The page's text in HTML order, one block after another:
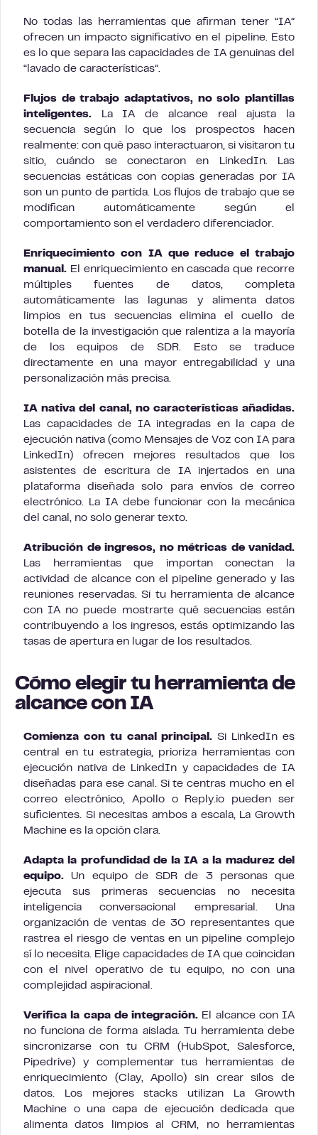
No todas las herramientas que afirman tener “IA”
ofrecen un impacto significativo en el pipeline. Esto
es lo que separa las capacidades de IA genuinas del
“lavado de características”.
Flujos de trabajo adaptativos, no solo plantillas
inteligentes. La IA de alcance real ajusta la
secuencia según lo que los prospectos hacen
realmente: con qué paso interactuaron, si visitaron tu
sitio, cuándo se conectaron en LinkedIn. Las
secuencias estáticas con copias generadas por IA
son un punto de partida. Los flujos de trabajo que se
modifican automáticamente según el
comportamiento son el verdadero diferenciador.
Enriquecimiento con IA que reduce el trabajo
manual. El enriquecimiento en cascada que recorre
múltiples fuentes de datos, completa
automáticamente las lagunas y alimenta datos
limpios en tus secuencias elimina el cuello de
botella de la investigación que ralentiza a la mayoría
de los equipos de SDR. Esto se traduce
directamente en una mayor entregabilidad y una
personalización más precisa.
IA nativa del canal, no características añadidas.
Las capacidades de IA integradas en la capa de
ejecución nativa (como Mensajes de Voz con IA para
LinkedIn) ofrecen mejores resultados que los
asistentes de escritura de IA injertados en una
plataforma diseñada solo para envíos de correo
electrónico. La IA debe funcionar con la mecánica
del canal, no solo generar texto.
Atribución de ingresos, no métricas de vanidad.
Las herramientas que importan conectan la
actividad de alcance con el pipeline generado y las
reuniones reservadas. Si tu herramienta de alcance
con IA no puede mostrarte qué secuencias están
contribuyendo a los ingresos, estás optimizando las
tasas de apertura en lugar de los resultados.
Cómo elegir tu herramienta de
alcance con IA
Comienza con tu canal principal. Si LinkedIn es
central en tu estrategia, prioriza herramientas con
ejecución nativa de LinkedIn y capacidades de IA
diseñadas para ese canal. Si te centras mucho en el
correo electrónico, Apollo o Reply.io pueden ser
suficientes. Si necesitas ambos a escala, La Growth
Machine es la opción clara.
Adapta la profundidad de la IA a la madurez del
equipo. Un equipo de SDR de 3 personas que
ejecuta sus primeras secuencias no necesita
inteligencia conversacional empresarial. Una
organización de ventas de 30 representantes que
rastrea el riesgo de ventas en un pipeline complejo
sí lo necesita. Elige capacidades de IA que coincidan
con el nivel operativo de tu equipo, no con una
complejidad aspiracional.
Verifica la capa de integración. El alcance con IA
no funciona de forma aislada. Tu herramienta debe
sincronizarse con tu CRM (HubSpot, Salesforce,
Pipedrive) y complementar tus herramientas de
enriquecimiento (Clay, Apollo) sin crear silos de
datos. Los mejores stacks utilizan La Growth
Machine o una capa de ejecución dedicada que
alimenta datos limpios al CRM, no herramientas